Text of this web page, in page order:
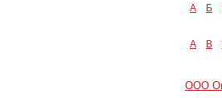
А Б
A
B
ООО